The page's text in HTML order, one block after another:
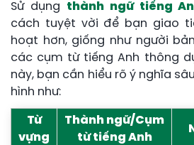
Sử dụng thành ngữ tiếng
cách tuyệt vời để bạn giao
hoạt hơn, giống như người
các cụm từ tiếng Anh thông
này, bạn cần hiểu rõ ý nghĩa
hình như:
Từ
vựng
Thành ngữ/Cụm
từ tiếng Anh